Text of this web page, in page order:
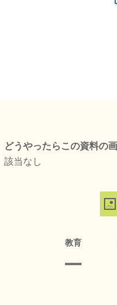
どうやったらこの資料の
該当なし
教育